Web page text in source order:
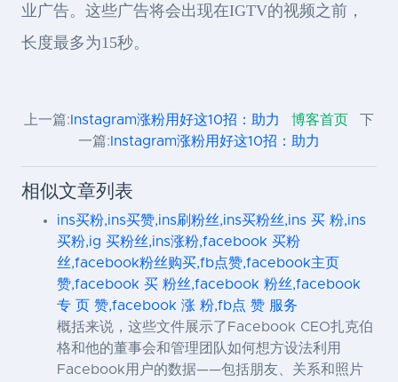
业广告。这些广告将会出现在IGTV的视频之前，
长度最多为15秒。
上一篇: Instagram涨粉用好这10招：助力 博客首页
下
一篇: Instagram涨粉用好这10招：助力
相似文章列表
ins买粉,ins买赞,ins刷粉丝,ins买粉丝,ins 买 粉,ins
买粉,ig 买粉丝,ins涨粉,facebook 买粉
丝,facebook粉丝购买,fb点赞,facebook主页
赞,facebook 买 粉丝,facebook 粉丝,facebook
专 页 赞,facebook 涨 粉,fb点 赞 服务
概括来说，这些文件展示了Facebook CEO扎克伯
格和他的董事会和管理团队如何想方设法利用
Facebook用户的数据——包括朋友、关系和照片